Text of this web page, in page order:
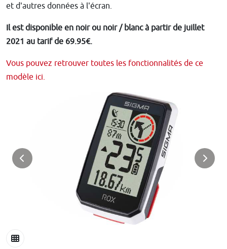
et d'autres données à l'écran.
Il est disponible en noir ou noir / blanc à partir de juillet
2021 au tarif de 69.95€.
Vous pouvez retrouver toutes les fonctionnalités de ce
modèle ici.